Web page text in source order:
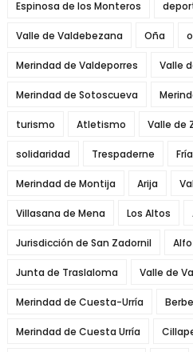
Espinosa de los Monteros
Valle de Valdebezana Oña
Merindad de Valdeporres Valle
Merindad de Sotoscueva
turismo Atletismo Valle de
solidaridad Trespaderne
Merindad de Montija Arija
Villasana de Mena Los Altos
Jurisdicción de San Zadornil
Junta de Traslaloma Valle de
Merindad de Cuesta-Urría
Merindad de Cuesta Urría